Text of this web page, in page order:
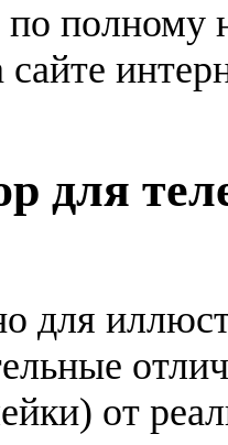
по
для
для
от